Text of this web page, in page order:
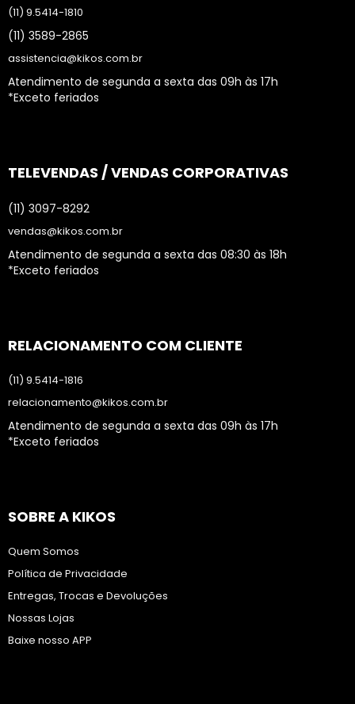
(11) 9.5414-1810
(11) 3589-2865
assistencia@kikos.com.br
Atendimento de segunda a sexta das 09h às 17h
*Exceto feriados
TELEVENDAS / VENDAS CORPORATIVAS
(11) 3097-8292
vendas@kikos.com.br
Atendimento de segunda a sexta das 08:30 às 18h
*Exceto feriados
RELACIONAMENTO COM CLIENTE
(11) 9.5414-1816
relacionamento@kikos.com.br
Atendimento de segunda a sexta das 09h às 17h
*Exceto feriados
SOBRE A KIKOS
Quem Somos
Política de Privacidade
Entregas, Trocas e Devoluções
Nossas Lojas
Baixe nosso APP